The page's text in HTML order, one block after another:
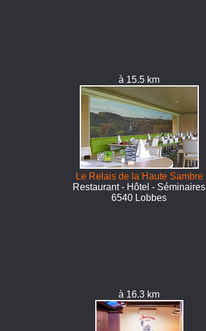
à 15.5 km
Le Relais de la Haute Sambre
Restaurant - Hôtel - Séminaires
6540 Lobbes
à 16.3 km